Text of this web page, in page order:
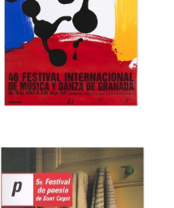
44 Fira del Llibre
d’ocasió antic i
modern
Museu del Disseny de Barcelona